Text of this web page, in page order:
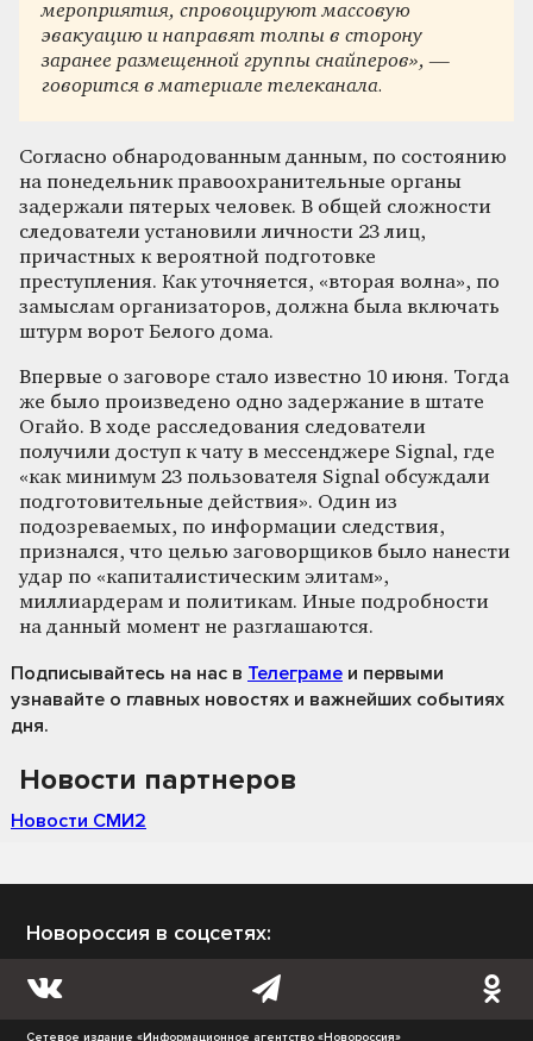
мероприятия, спровоцируют массовую
эвакуацию и направят толпы в сторону
заранее размещенной группы снайперов», —
говорится в материале телеканала.
Согласно обнародованным данным, по состоянию
на понедельник правоохранительные органы
задержали пятерых человек. В общей сложности
следователи установили личности 23 лиц,
причастных к вероятной подготовке
преступления. Как уточняется, «вторая волна», по
замыслам организаторов, должна была включать
штурм ворот Белого дома.
Впервые о заговоре стало известно 10 июня. Тогда
же было произведено одно задержание в штате
Огайо. В ходе расследования следователи
получили доступ к чату в мессенджере Signal, где
«как минимум 23 пользователя Signal обсуждали
подготовительные действия». Один из
подозреваемых, по информации следствия,
признался, что целью заговорщиков было нанести
удар по «капиталистическим элитам»,
миллиардерам и политикам. Иные подробности
на данный момент не разглашаются.
Подписывайтесь на нас в Телеграме и первыми
узнавайте о главных новостях и важнейших событиях
дня.
Новости партнеров
Новости СМИ2
Новороссия в соцсетях:
Сетевое издание «Информационное агентство «Новороссия»